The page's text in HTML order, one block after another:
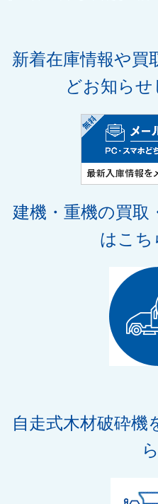
新着在庫情報や買
どお知ら
建機・重機の買取
はこ
自走式木材破砕機